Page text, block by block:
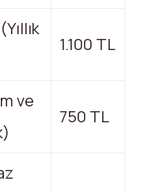
1.100 TL
ve
750 TL